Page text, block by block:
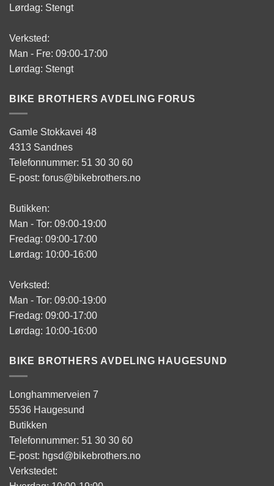
Lørdag: Stengt
Verksted:
Man - Fre: 09:00-17:00
Lørdag: Stengt
BIKE BROTHERS AVDELING FORUS
Gamle Stokkavei 48
4313 Sandnes
Telefonnummer: 51 30 30 60
E-post: forus@bikebrothers.no
Butikken:
Man - Tor: 09:00-19:00
Fredag: 09:00-17:00
Lørdag: 10:00-16:00
Verksted:
Man - Tor: 09:00-19:00
Fredag: 09:00-17:00
Lørdag: 10:00-16:00
BIKE BROTHERS AVDELING HAUGESUND
Longhammerveien 7
5536 Haugesund
Butikken
Telefonnummer: 51 30 30 60
E-post: hgsd@bikebrothers.no
Verkstedet: